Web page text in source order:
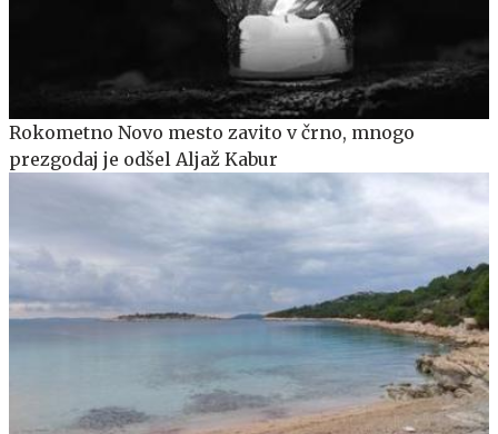
Rokometno Novo mesto zavito v črno, mnogo
prezgodaj je odšel Aljaž Kabur